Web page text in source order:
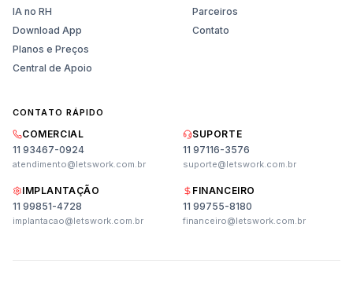
IA no RH
Download App
Planos e Preços
Central de Apoio
Parceiros
Contato
CONTATO RÁPIDO
COMERCIAL
11 93467-0924
atendimento@letswork.com.br
SUPORTE
11 97116-3576
suporte@letswork.com.br
IMPLANTAÇÃO
11 99851-4728
implantacao@letswork.com.br
FINANCEIRO
11 99755-8180
financeiro@letswork.com.br
Vendas